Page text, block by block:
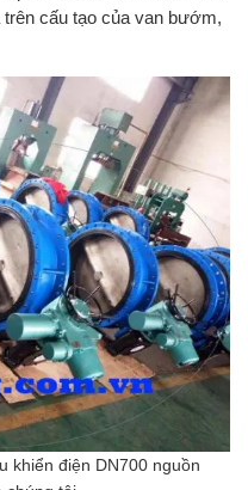
cấu tạo của van bướm,
khiển điện DN700 nguồn